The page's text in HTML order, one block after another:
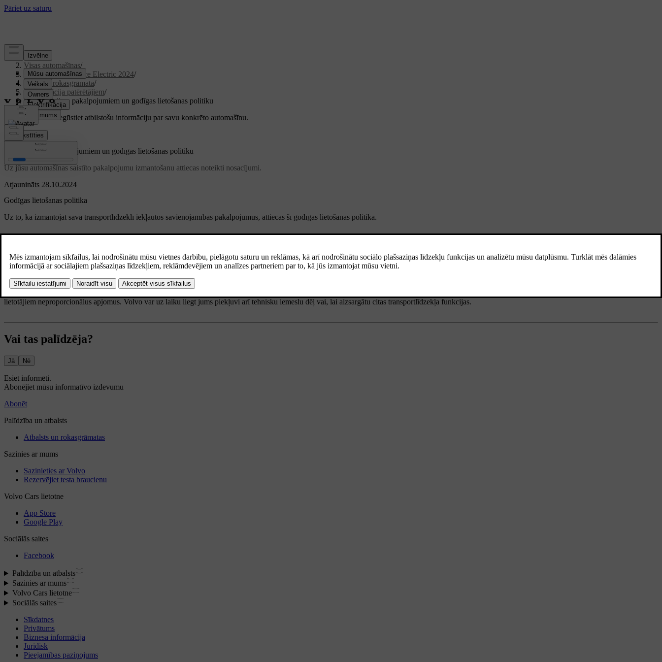
Atbalsts
Visas automašīnas/
XC40 Recharge Pure Electric 2024/
Lietotāja rokasgrāmata/
Informācija patērētājiem/
Par saistītajiem pakalpojumiem un godīgas lietošanas politiku
Pielāgots atbalsts Iegūstiet atbilstošu informāciju par savu konkrēto automašīnu.
Pierakstīties
Atjaunināts 28.10.2024
Par saistītajiem pakalpojumiem un godīgas lietošanas politiku
Uz jūsu automašīnas saistīto pakalpojumu izmantošanu attiecas noteikti nosacījumi.
Godīgas lietošanas politika
Uz to, kā izmantojat savā transportlīdzeklī iekļautos savienojamības pakalpojumus, attiecas šī godīgas lietošanas politika.
Izmantojot šos pakalpojumus, jūs piekrītat:
neiesniegt saturu, kas ir pretlikumīgs, vulgārs, neslavu ceļošs, draudīgs, uzmācīgs, naidīgs, kādu rasi vai etnisko piederību aizskarošs vai citādi nepiemērots;
neizmantot pakalpojumus, ja tādējādi tiek pārkāptas jebkuru piemērojamo tiesību aktu prasības;
neizmantot pakalpojumus komerciālos nolūkos.
lietotājiem neproporcionālus apjomus. Volvo var uz laiku liegt jums piekļuvi arī tehnisku iemeslu dēļ vai, lai aizsargātu citas transportlīdzekļa funkcijas.
Vai tas palīdzēja?
Jā Nē